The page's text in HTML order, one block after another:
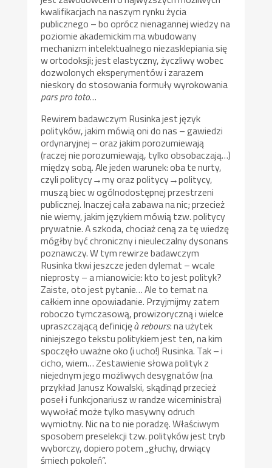
kwalifikacjach na naszym rynku życia
publicznego – bo oprócz nienagannej wiedzy na
poziomie akademickim ma wbudowany
mechanizm intelektualnego niezasklepiania się
w ortodoksji; jest elastyczny, życzliwy wobec
dozwolonych eksperymentów i zarazem
nieskory do stosowania formuły wyrokowania
pars pro toto…
Rewirem badawczym Rusinka jest język
polityków, jakim mówią oni do nas – gawiedzi
ordynaryjnej – oraz jakim porozumiewają
(raczej nie porozumiewają, tylko obsobaczają…)
między sobą. Ale jeden warunek: oba te nurty,
czyli politycy →my oraz politycy →politycy,
muszą biec w ogólnodostępnej przestrzeni
publicznej. Inaczej cała zabawa na nic; przecież
nie wiemy, jakim językiem mówią tzw. politycy
prywatnie. A szkoda, chociaż ceną za tę wiedzę
mógłby być chroniczny i nieuleczalny dysonans
poznawczy. W tym rewirze badawczym
Rusinka tkwi jeszcze jeden dylemat – wcale
nieprosty – a mianowicie: kto to jest polityk?
Zaiste, oto jest pytanie… Ale to temat na
całkiem inne opowiadanie. Przyjmijmy zatem
roboczo tymczasową, prowizoryczną i wielce
upraszczającą definicjęà rebours: na użytek
niniejszego tekstu politykiem jest ten, na kim
spoczęło uważne oko (i ucho!) Rusinka. Tak – i
cicho, wiem… Zestawienie słowa polityk z
niejednym jego możliwych desygnatów (na
przykład Janusz Kowalski, skądinąd przecież
poseł i funkcjonariusz w randze wiceministra)
wywołać może tylko masywny odruch
wymiotny. Nic na to nie poradzę. Właściwym
sposobem preselekcji tzw. polityków jest tryb
wyborczy, dopiero potem „głuchy, drwiący
śmiech pokoleń”.